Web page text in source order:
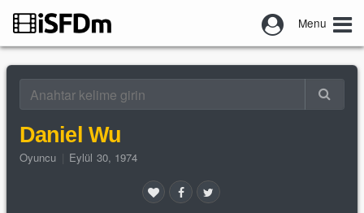
Menu
Daniel Wu
Oyuncu Eylül 30, 1974